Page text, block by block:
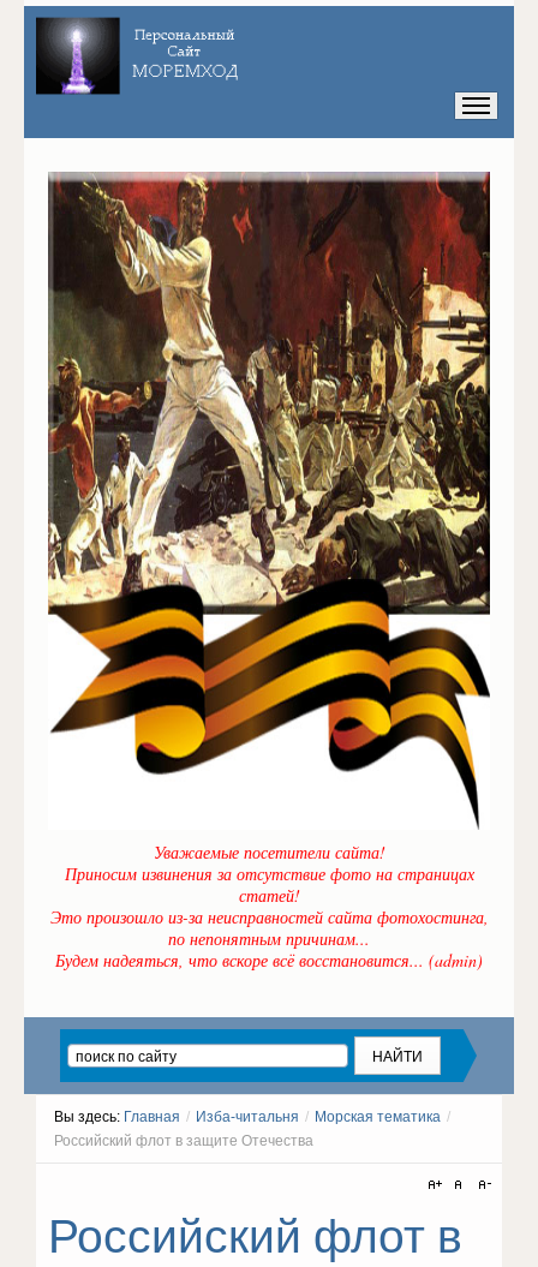
Уважаемые посетители сайта!
Приносим извинения за отсутствие фото на страницах
статей!
Это произошло из-за неисправностей сайта фотохостинга,
по непонятным причинам...
Будем надеяться, что вскоре всё восстановится... (admin)
Вы здесь: Главная / Изба-читальня / Морская тематика /
Российский флот в защите Отечества
Российский флот в